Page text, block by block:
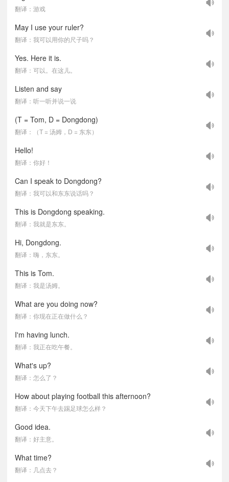
翻译：游戏
May I use your ruler?
翻译：我可以用你的尺子吗？
Yes. Here it is.
翻译：可以。在这儿。
Listen and say
翻译：听一听并说一说
(T = Tom, D = Dongdong)
翻译：（T = 汤姆，D = 东东）
Hello!
翻译：你好！
Can I speak to Dongdong?
翻译：我可以和东东说话吗？
This is Dongdong speaking.
翻译：我就是东东。
Hi, Dongdong.
翻译：嗨，东东。
This is Tom.
翻译：我是汤姆。
What are you doing now?
翻译：你现在正在做什么？
I'm having lunch.
翻译：我正在吃午餐。
What's up?
翻译：怎么了？
How about playing football this afternoon?
翻译：今天下午去踢足球怎么样？
Good idea.
翻译：好主意。
What time?
翻译：几点去？